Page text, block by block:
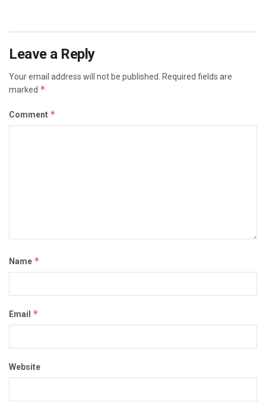
Leave a Reply
Your email address will not be published. Required fields are
marked *
Comment *
Name *
Email *
Website